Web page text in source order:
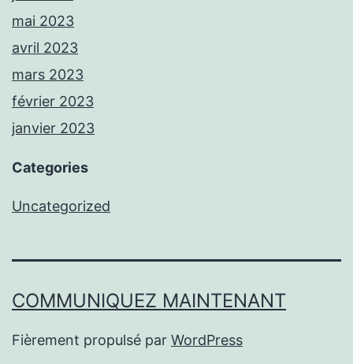
mai 2023
avril 2023
mars 2023
février 2023
janvier 2023
Categories
Uncategorized
COMMUNIQUEZ MAINTENANT
Fièrement propulsé par WordPress